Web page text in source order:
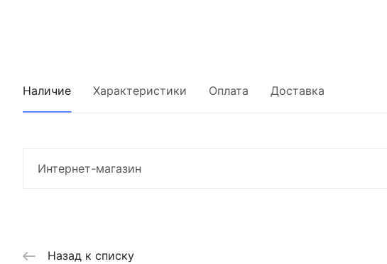
Наличие Характеристики Оплата Доставка
Интернет-магазин
Назад к списку